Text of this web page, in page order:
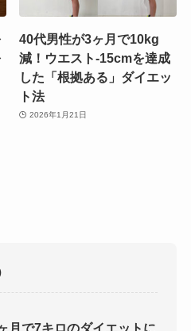
40代男性が3ヶ月で10kg
減！ウエスト-15cmを達成
した「根拠ある」ダイエッ
ト法
2026年1月21日
月で7キロのダイエットに